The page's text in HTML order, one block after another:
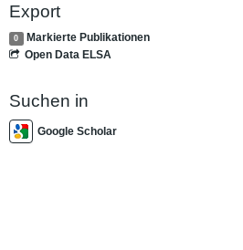
Export
0
Markierte Publikationen
Open Data ELSA
Suchen in
Google Scholar